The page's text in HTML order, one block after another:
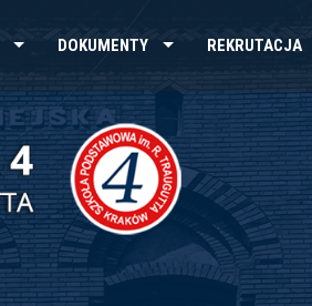
DOKUMENTY REKRUTACJA